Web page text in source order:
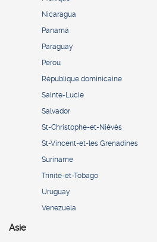
Nicaragua
Panamá
Paraguay
Pérou
République dominicaine
Sainte-Lucie
Salvador
St-Christophe-et-Niévès
St-Vincent-et-les Grenadines
Suriname
Trinité-et-Tobago
Uruguay
Venezuela
Asie